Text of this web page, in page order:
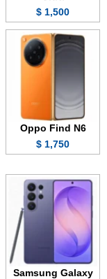
1,500 $
Oppo Find N6
1,750 $
Samsung Galaxy